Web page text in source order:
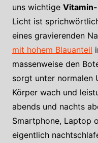
uns wichtige
Licht ist
eines gravierenden
mit hohem Blauanteil
massenweise den
sorgt unter normalen
Körper wach und
abends und nachts
Smartphone, Laptop
eigentlich